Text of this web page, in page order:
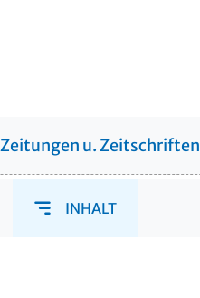
Zeitungen u. Zeitschriften
INHALT